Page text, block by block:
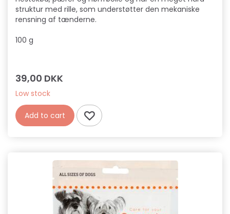
struktur med rille, som understøtter den mekaniske
rensning af tænderne.
100 g
39,00 DKK
Low stock
Add to cart